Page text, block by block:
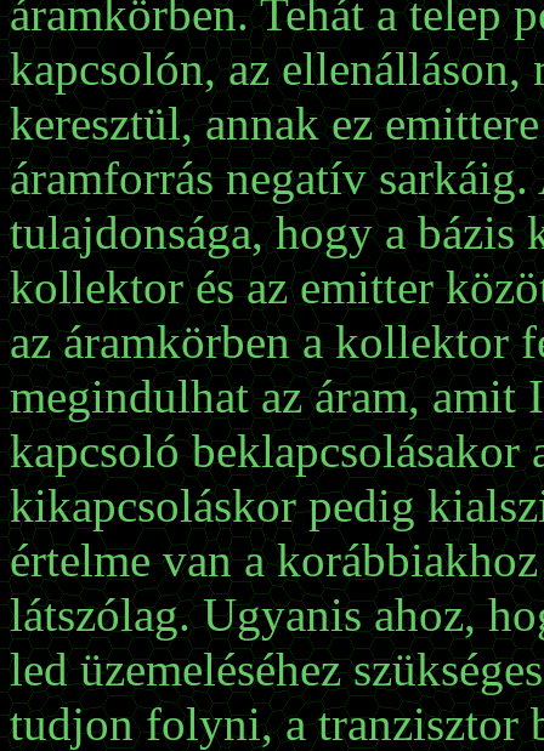
áramkörben. Tehát a telep
kapcsolón, az ellenálláson,
keresztül, annak ez
áramforrás negatív
tulajdonsága, hogy a bázis
kollektor és az emitter
az áramkörben a kollektor
megindulhat az áram, amit
kapcsoló
kikapcsoláskor pedig
értelme van a
látszólag. Ugyanis ahoz,
led üzemeléséhez
tudjon folyni, a tranzisztor